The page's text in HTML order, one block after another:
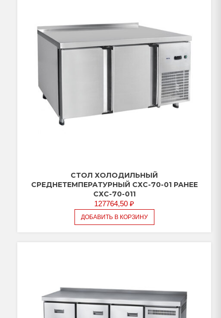
СТОЛ ХОЛОДИЛЬНЫЙ
СРЕДНЕТЕМПЕРАТУРНЫЙ СХС-70-01 РАНЕЕ
СХС-70-011
127764,50 ₽
ДОБАВИТЬ В КОРЗИНУ